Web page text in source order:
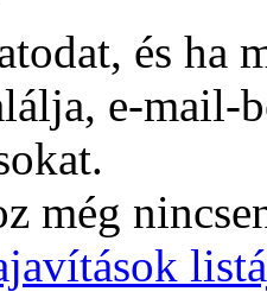
és ha
e-mail-
még